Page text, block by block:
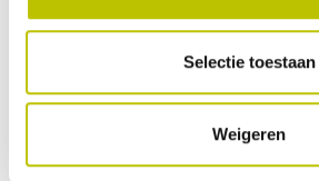
Selectie toestaan
Weigeren
gebruik van het hoogwaardige
Kenmerken tafelbladen van Crespo:
Watervast